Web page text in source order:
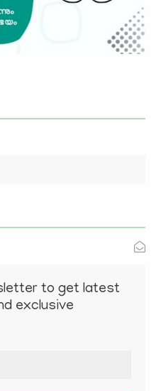
to get latest
exclusive